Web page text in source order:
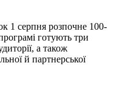
1 серпня розпочне 100-
готують три
а також
й партнерської